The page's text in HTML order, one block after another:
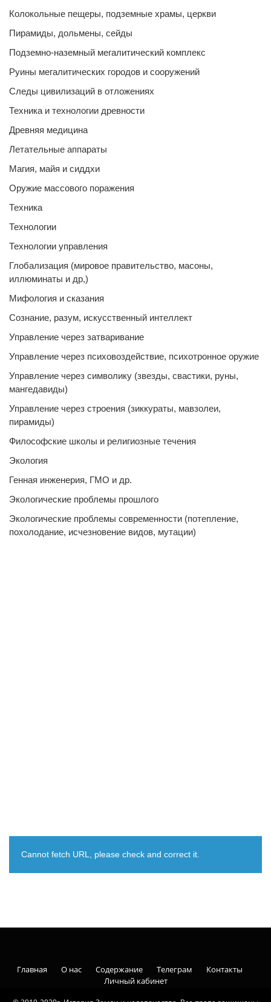
Колокольные пещеры, подземные храмы, церкви
Пирамиды, дольмены, сейды
Подземно-наземный мегалитический комплекс
Руины мегалитических городов и сооружений
Следы цивилизаций в отложениях
Техника и технологии древности
Древняя медицина
Летательные аппараты
Магия, майя и сиддхи
Оружие массового поражения
Техника
Технологии
Технологии управления
Глобализация (мировое правительство, масоны,
иллюминаты и др,)
Мифология и сказания
Сознание, разум, искусственный интеллект
Управление через затваривание
Управление через психовоздействие, психотронное оружие
Управление через символику (звезды, свастики, руны,
мангедавиды)
Управление через строения (зиккураты, мавзолеи,
пирамиды)
Философские школы и религиозные течения
Экология
Генная инженерия, ГМО и др.
Экологические проблемы прошлого
Экологические проблемы современности (потепление,
похолодание, исчезновение видов, мутации)
Cannot fetch URL, please check and correct it.
Главная О нас Содержание Телеграм
Контакты
Личный кабинет